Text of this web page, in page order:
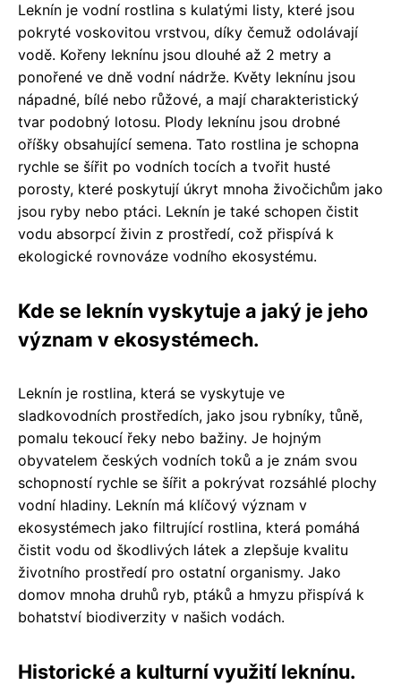
Leknín je vodní rostlina s kulatými listy, které jsou
pokryté voskovitou vrstvou, díky čemuž odolávají
vodě. Kořeny leknínu jsou dlouhé až 2 metry a
ponořené ve dně vodní nádrže. Květy leknínu jsou
nápadné, bílé nebo růžové, a mají charakteristický
tvar podobný lotosu. Plody leknínu jsou drobné
oříšky obsahující semena. Tato rostlina je schopna
rychle se šířit po vodních tocích a tvořit husté
porosty, které poskytují úkryt mnoha živočichům jako
jsou ryby nebo ptáci. Leknín je také schopen čistit
vodu absorpcí živin z prostředí, což přispívá k
ekologické rovnováze vodního ekosystému.
Kde se leknín vyskytuje a jaký je jeho
význam v ekosystémech.
Leknín je rostlina, která se vyskytuje ve
sladkovodních prostředích, jako jsou rybníky, tůně,
pomalu tekoucí řeky nebo bažiny. Je hojným
obyvatelem českých vodních toků a je znám svou
schopností rychle se šířit a pokrývat rozsáhlé plochy
vodní hladiny. Leknín má klíčový význam v
ekosystémech jako filtrující rostlina, která pomáhá
čistit vodu od škodlivých látek a zlepšuje kvalitu
životního prostředí pro ostatní organismy. Jako
domov mnoha druhů ryb, ptáků a hmyzu přispívá k
bohatství biodiverzity v našich vodách.
Historické a kulturní využití leknínu.